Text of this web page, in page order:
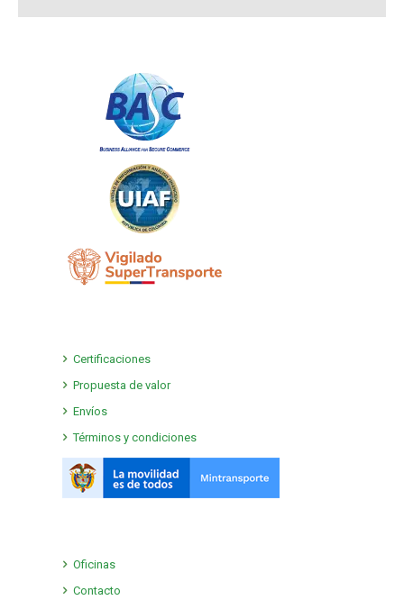
Certificaciones
Propuesta de valor
Envíos
Términos y condiciones
Oficinas
Contacto